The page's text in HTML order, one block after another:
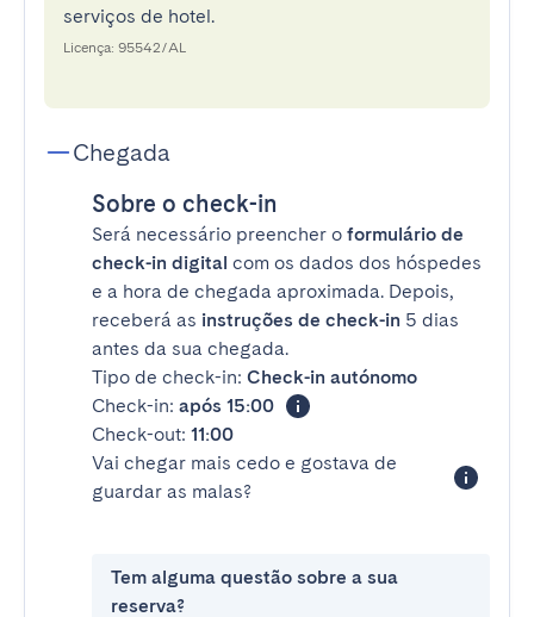
serviços de hotel.
Licença: 95542/AL
Chegada
Sobre o check-in
Será necessário preencher o formulário de
check-in digital com os dados dos hóspedes
e a hora de chegada aproximada. Depois,
receberá as instruções de check-in 5 dias
antes da sua chegada.
Tipo de check-in: Check-in autónomo
Check-in: após 15:00
Check-out: 11:00
Vai chegar mais cedo e gostava de
guardar as malas?
Tem alguma questão sobre a sua
reserva?